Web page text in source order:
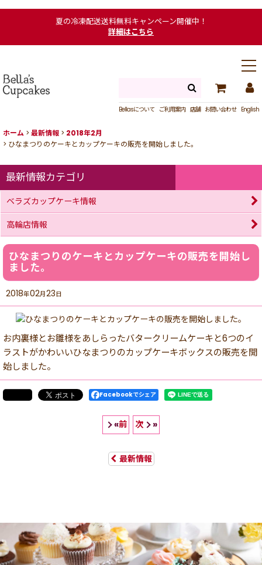
夏の冷凍配送送料無料キャンペーン開催中！
詳細はこちら
Bellasについて ご利用案内 店舗 お問い合わせ English
ホーム > 最新情報 > 2018年2月
> ひなまつりのケーキとカップケーキの販売を開始しました。
ひなまつりのケーキとカップケーキの販売を開始し
ました。
2018年02月23日
お内裏様とお雛様をあしらったバタークリームケーキと6つのイ
ラストがかわいいひなまつりのカップケーキボックスの販売を開
始しました。
Facebookでシェア
«前 次 »
最新情報
最新情報カテゴリ
ベラズカップケーキ情報
高輪店情報